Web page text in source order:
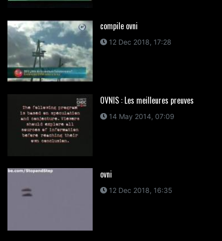
compile ovni
12 Dec 2018, 17:28
OVNIS : Les meilleures preuves
14 May 2014, 07:09
ovni
12 Dec 2018, 16:35